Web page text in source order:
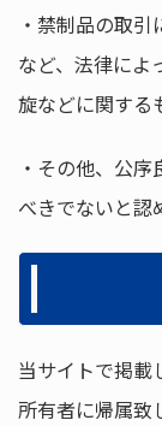
・禁制品の取
など、法律によ
旋などに関する
・その他、公
べきでないと認
当サイトで掲載
所有者に帰属致